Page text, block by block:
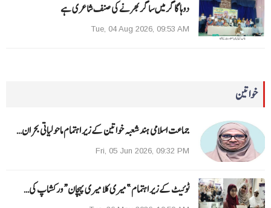
دوہا گاگر میں ساگر بھرنے کی صنف شاعری ہے
Tue, 04 Aug 2026, 09:53 AM
خواتین
جماعت اسلامی ہند شعبہ خواتین کے زیر اہتمام ماحولیاتی بحران…
Fri, 05 Jun 2026, 09:32 PM
ٹوئیٹ کے زیر اہتمام ”میری کلا میری پہچان“ ورکشاپ کی…